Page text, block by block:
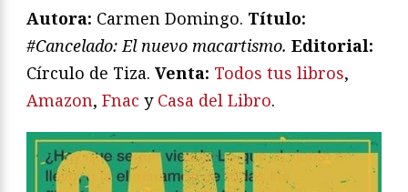
Autora: Carmen Domingo. Título:
#Cancelado: El nuevo macartismo. Editorial:
Círculo de Tiza. Venta: Todos tus libros,
Amazon, Fnac y Casa del Libro.